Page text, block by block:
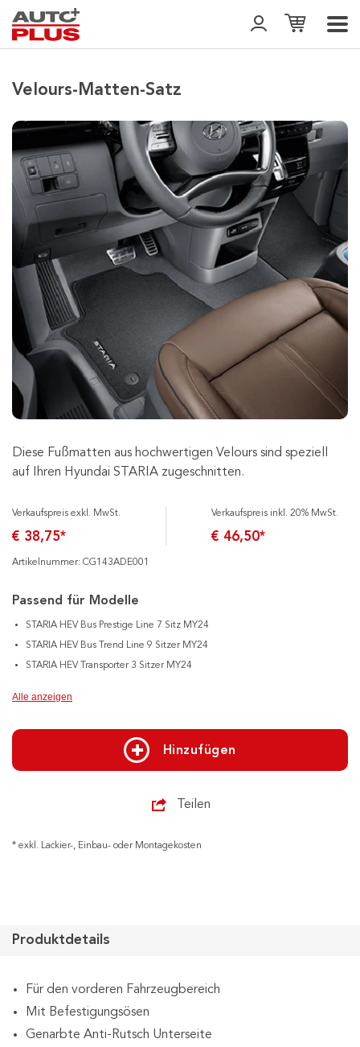
Velours-Matten-Satz
Diese Fußmatten aus hochwertigen Velours sind speziell
auf Ihren Hyundai STARIA zugeschnitten.
Verkaufspreis exkl. MwSt.
€ 38,75*
Verkaufspreis inkl. 20% MwSt.
€ 46,50*
Artikelnummer: CG143ADE001
Passend für Modelle
STARIA HEV Bus Prestige Line 7 Sitz MY24
STARIA HEV Bus Trend Line 9 Sitzer MY24
STARIA HEV Transporter 3 Sitzer MY24
Alle anzeigen
Hinzufügen
Teilen
* exkl. Lackier-, Einbau- oder Montagekosten
Produktdetails
Für den vorderen Fahrzeugbereich
Mit Befestigungsösen
Genarbte Anti-Rutsch Unterseite